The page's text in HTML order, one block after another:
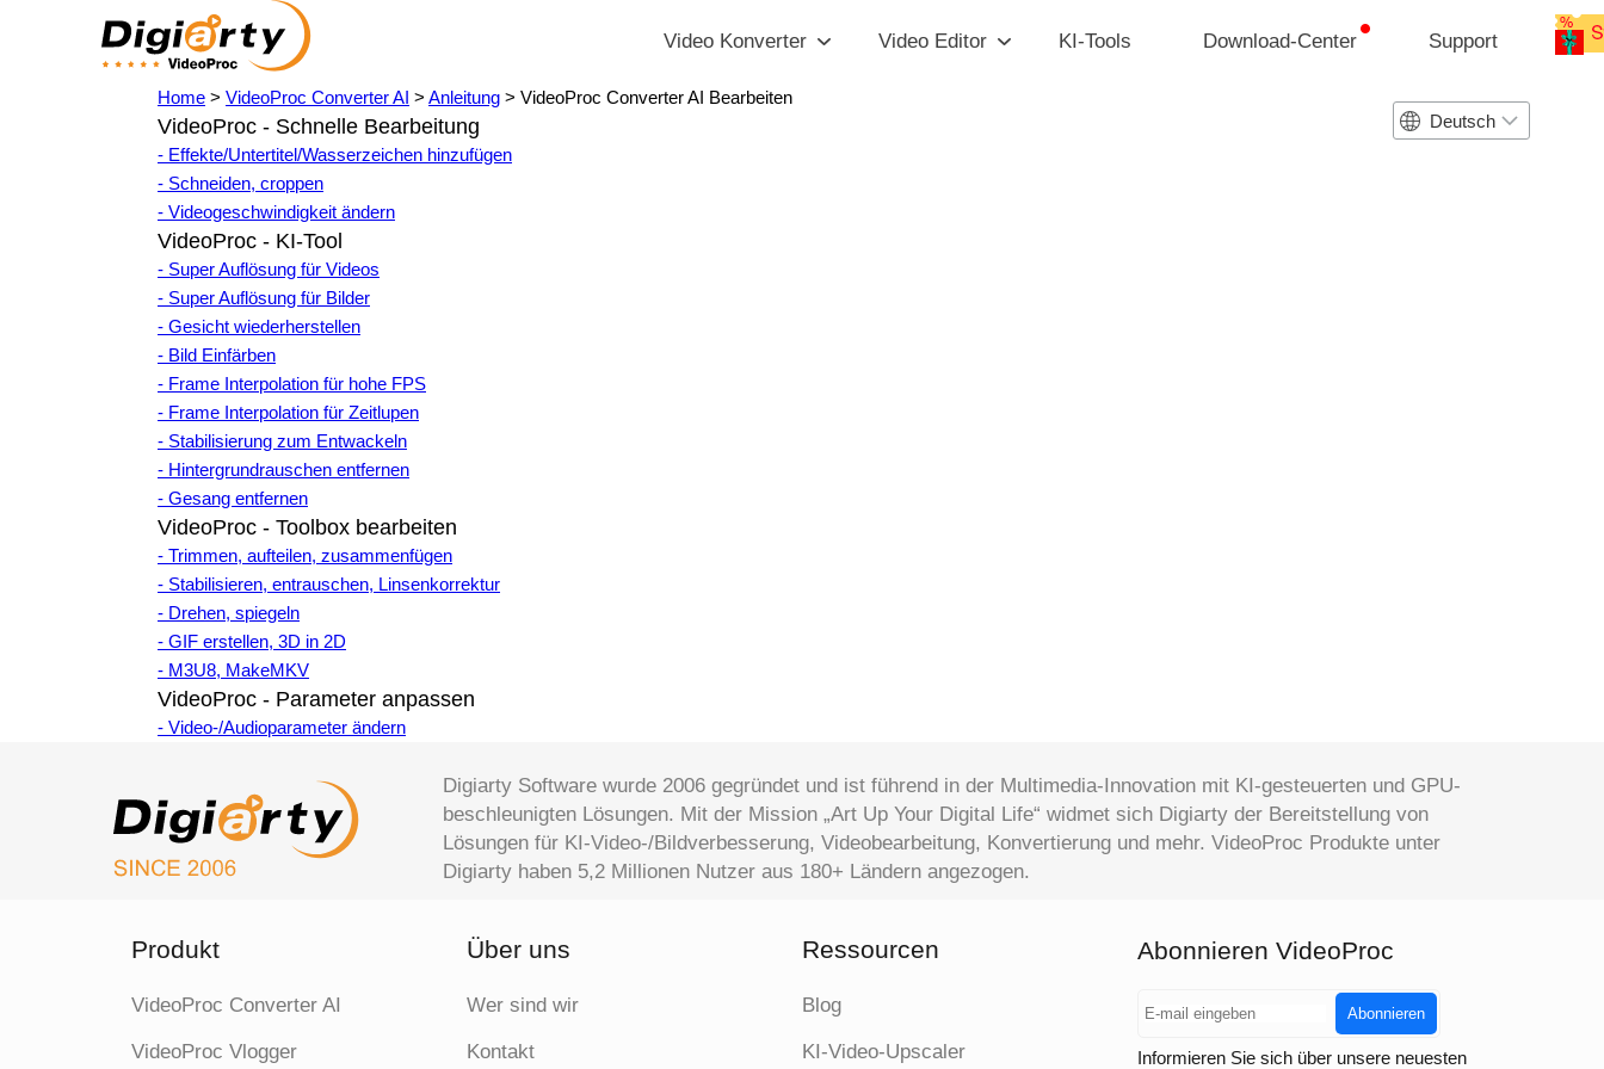
Video Konverter Video Editor KI-Tools Download-Center Support
Deutsch
Home > VideoProc Converter AI > Anleitung > VideoProc Converter AI Bearbeiten
VideoProc - Schnelle Bearbeitung
- Effekte/Untertitel/Wasserzeichen hinzufügen
- Schneiden, croppen
- Videogeschwindigkeit ändern
VideoProc - KI-Tool
- Super Auflösung für Videos
- Super Auflösung für Bilder
- Gesicht wiederherstellen
- Bild Einfärben
- Frame Interpolation für hohe FPS
- Frame Interpolation für Zeitlupen
- Stabilisierung zum Entwackeln
- Hintergrundrauschen entfernen
- Gesang entfernen
VideoProc - Toolbox bearbeiten
- Trimmen, aufteilen, zusammenfügen
- Stabilisieren, entrauschen, Linsenkorrektur
- Drehen, spiegeln
- GIF erstellen, 3D in 2D
- M3U8, MakeMKV
VideoProc - Parameter anpassen
- Video-/Audioparameter ändern
Digiarty Software wurde 2006 gegründet und ist führend in der Multimedia-Innovation mit KI-gesteuerten und GPU-
beschleunigten Lösungen. Mit der Mission „Art Up Your Digital Life“ widmet sich Digiarty der Bereitstellung von
Lösungen für KI-Video-/Bildverbesserung, Videobearbeitung, Konvertierung und mehr. VideoProc Produkte unter
Digiarty haben 5,2 Millionen Nutzer aus 180+ Ländern angezogen.
Produkt
VideoProc Converter AI
VideoProc Vlogger
Über uns
Wer sind wir
Kontakt
Ressourcen
Blog
KI-Video-Upscaler
Abonnieren VideoProc
Abonnieren
Informieren Sie sich über unsere neuesten